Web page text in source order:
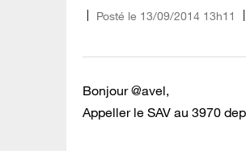
Posté le ‎13/09/2014 13h11
Bonjour @avel,
Appeller le SAV au 3970